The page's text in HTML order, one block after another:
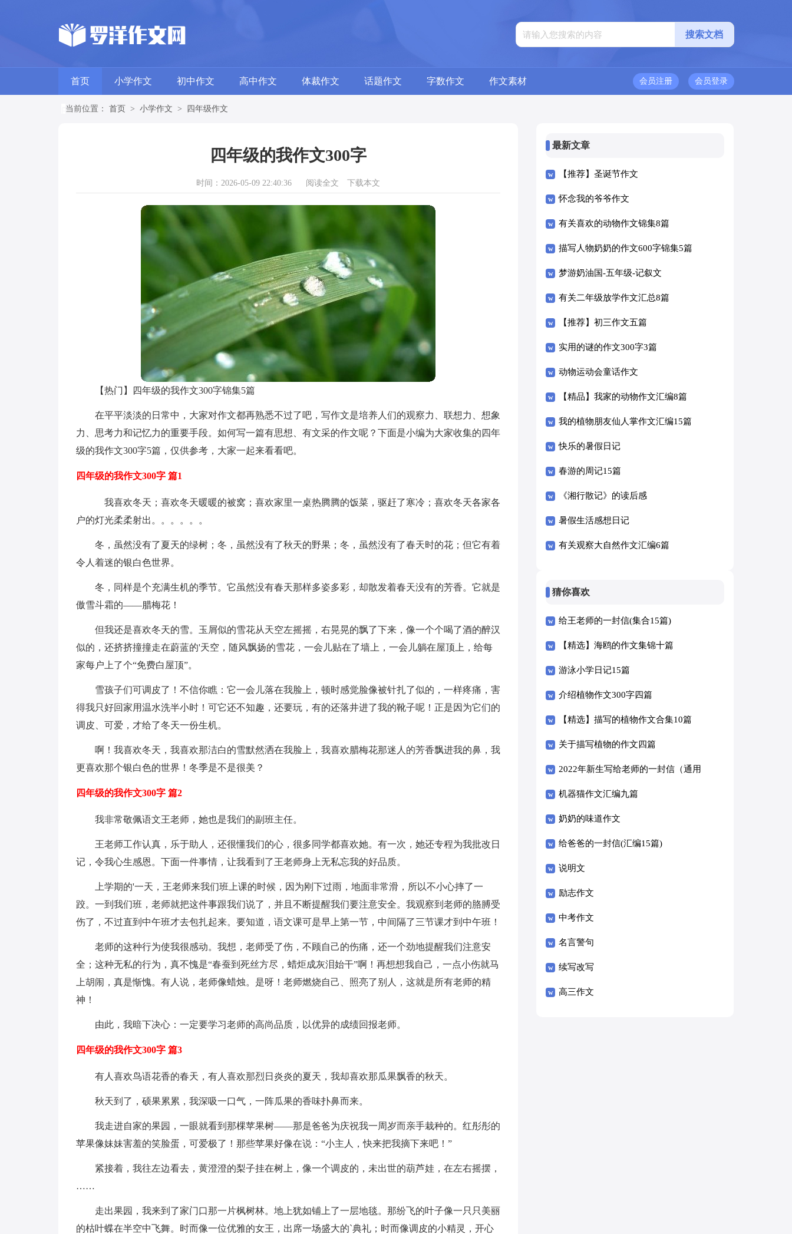
首页 小学作文 初中作文 高中作文 体裁作文 话题作文 字数作文 作文素材 会员登录
会员注册
当前位置： 首页 > 小学作文 > 四年级作文
四年级的我作文300字
时间：2026-05-09 22:40:36 阅读全文 下载本文
【热门】四年级的我作文300字锦集5篇
在平平淡淡的日常中，大家对作文都再熟悉不过了吧，写作文是培养人们的观察力、联想力、想象
力、思考力和记忆力的重要手段。如何写一篇有思想、有文采的作文呢？下面是小编为大家收集的四年
级的我作文300字5篇，仅供参考，大家一起来看看吧。
四年级的我作文300字 篇1
我喜欢冬天；喜欢冬天暖暖的被窝；喜欢家里一桌热腾腾的饭菜，驱赶了寒冷；喜欢冬天各家各
户的灯光柔柔射出。。。。。。
冬，虽然没有了夏天的绿树；冬，虽然没有了秋天的野果；冬，虽然没有了春天时的花；但它有着
令人着迷的银白色世界。
冬，同样是个充满生机的季节。它虽然没有春天那样多姿多彩，却散发着春天没有的芳香。它就是
傲雪斗霜的——腊梅花！
但我还是喜欢冬天的雪。玉屑似的雪花从天空左摇摇，右晃晃的飘了下来，像一个个喝了酒的醉汉
似的，还挤挤撞撞走在蔚蓝的'天空，随风飘扬的雪花，一会儿贴在了墙上，一会儿躺在屋顶上，给每
家每户上了个“免费白屋顶”。
雪孩子们可调皮了！不信你瞧：它一会儿落在我脸上，顿时感觉脸像被针扎了似的，一样疼痛，害
得我只好回家用温水洗半小时！可它还不知趣，还要玩，有的还落井进了我的靴子呢！正是因为它们的
调皮、可爱，才给了冬天一份生机。
啊！我喜欢冬天，我喜欢那洁白的雪默然洒在我脸上，我喜欢腊梅花那迷人的芳香飘进我的鼻，我
更喜欢那个银白色的世界！冬季是不是很美？
四年级的我作文300字 篇2
我非常敬佩语文王老师，她也是我们的副班主任。
王老师工作认真，乐于助人，还很懂我们的心，很多同学都喜欢她。有一次，她还专程为我批改日
记，令我心生感恩。下面一件事情，让我看到了王老师身上无私忘我的好品质。
上学期的'一天，王老师来我们班上课的时候，因为刚下过雨，地面非常滑，所以不小心摔了一
跤。一到我们班，老师就把这件事跟我们说了，并且不断提醒我们要注意安全。我观察到老师的胳膊受
伤了，不过直到中午班才去包扎起来。要知道，语文课可是早上第一节，中间隔了三节课才到中午班！
老师的这种行为使我很感动。我想，老师受了伤，不顾自己的伤痛，还一个劲地提醒我们注意安
全；这种无私的行为，真不愧是“春蚕到死丝方尽，蜡炬成灰泪始干”啊！再想想我自己，一点小伤就马
上胡闹，真是惭愧。有人说，老师像蜡烛。是呀！老师燃烧自己、照亮了别人，这就是所有老师的精
神！
由此，我暗下决心：一定要学习老师的高尚品质，以优异的成绩回报老师。
四年级的我作文300字 篇3
有人喜欢鸟语花香的春天，有人喜欢那烈日炎炎的夏天，我却喜欢那瓜果飘香的秋天。
秋天到了，硕果累累，我深吸一口气，一阵瓜果的香味扑鼻而来。
我走进自家的果园，一眼就看到那棵苹果树——那是爸爸为庆祝我一周岁而亲手栽种的。红彤彤的
苹果像妹妹害羞的笑脸蛋，可爱极了！那些苹果好像在说：“小主人，快来把我摘下来吧！”
紧接着，我往左边看去，黄澄澄的梨子挂在树上，像一个调皮的，未出世的葫芦娃，在左右摇摆，
……
走出果园，我来到了家门口那一片枫树林。地上犹如铺上了一层地毯。那纷飞的叶子像一只只美丽
的枯叶蝶在半空中飞舞。时而像一位优雅的女王，出席一场盛大的`典礼；时而像调皮的小精灵，开心
最新文章
【推荐】圣诞节作文
怀念我的爷爷作文
有关喜欢的动物作文锦集8篇
描写人物奶奶的作文600字锦集5篇
梦游奶油国-五年级-记叙文
有关二年级放学作文汇总8篇
【推荐】初三作文五篇
实用的谜的作文300字3篇
动物运动会童话作文
【精品】我家的动物作文汇编8篇
我的植物朋友仙人掌作文汇编15篇
快乐的暑假日记
春游的周记15篇
《湘行散记》的读后感
暑假生活感想日记
有关观察大自然作文汇编6篇
猜你喜欢
给王老师的一封信(集合15篇)
【精选】海鸥的作文集锦十篇
游泳小学日记15篇
介绍植物作文300字四篇
【精选】描写的植物作文合集10篇
关于描写植物的作文四篇
2022年新生写给老师的一封信（通用
8篇）
机器猫作文汇编九篇
奶奶的味道作文
给爸爸的一封信(汇编15篇)
说明文
励志作文
中考作文
名言警句
续写改写
高三作文